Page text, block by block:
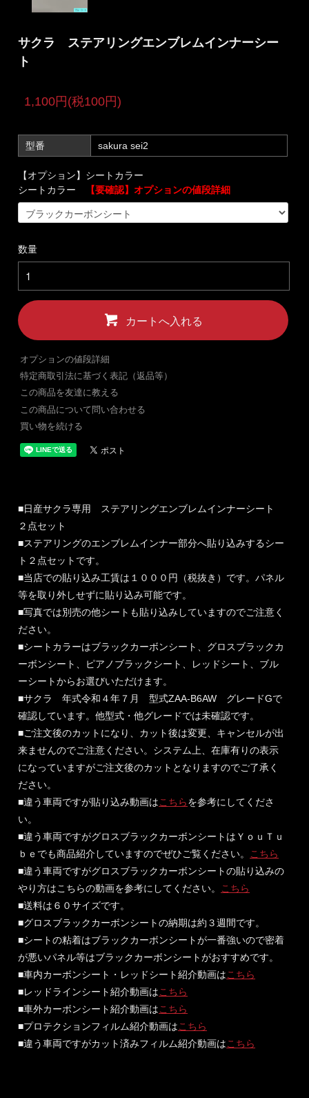
サクラ ステアリングエンブレムインナーシー
ト
1,100円(税100円)
型番 sakura sei2
【オプション】シートカラー
シートカラー
【要確認】オプションの値段詳細
数量
カートへ入れる
オプションの値段詳細
特定商取引法に基づく表記（返品等）
この商品を友達に教える
この商品について問い合わせる
買い物を続ける
■日産サクラ専用 ステアリングエンブレムインナーシート
２点セット
■ステアリングのエンブレムインナー部分へ貼り込みするシー
ト２点セットです。
■当店での貼り込み工賃は１０００円（税抜き）です。パネル
等を取り外しせずに貼り込み可能です。
■写真では別売の他シートも貼り込みしていますのでご注意く
ださい。
■シートカラーはブラックカーボンシート、グロスブラックカ
ーボンシート、ピアノブラックシート、レッドシート、ブル
ーシートからお選びいただけます。
■サクラ 年式令和４年７月 型式ZAA-B6AW グレードGで
確認しています。他型式・他グレードでは未確認です。
■ご注文後のカットになり、カット後は変更、キャンセルが出
来ませんのでご注意ください。システム上、在庫有りの表示
になっていますがご注文後のカットとなりますのでご了承く
ださい。
■違う車両ですが貼り込み動画はこちらを参考にしてくださ
い。
■違う車両ですがグロスブラックカーボンシートはＹｏｕＴｕ
ｂｅでも商品紹介していますのでぜひご覧ください。
こちら
■違う車両ですがグロスブラックカーボンシートの貼り込みの
やり方はこちらの動画を参考にしてください。
こちら
■送料は６０サイズです。
■グロスブラックカーボンシートの納期は約３週間です。
■シートの粘着はブラックカーボンシートが一番強いので密着
が悪いパネル等はブラックカーボンシートがおすすめです。
■車内カーボンシート・レッドシート紹介動画はこちら
■レッドラインシート紹介動画はこちら
■車外カーボンシート紹介動画はこちら
■プロテクションフィルム紹介動画はこちら
■違う車両ですがカット済みフィルム紹介動画はこちら